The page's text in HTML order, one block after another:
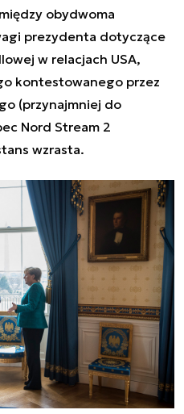
obydwoma
prezydenta dotyczące
w relacjach USA,
kontestowanego przez
(przynajmniej do
Nord Stream 2
wzrasta.